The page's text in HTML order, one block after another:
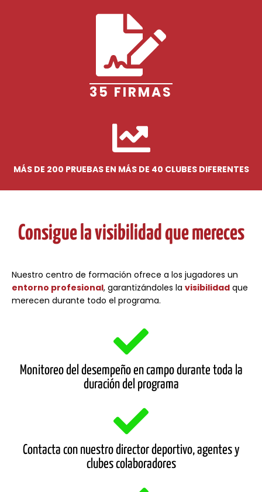
35 FIRMAS
MÁS DE 200 PRUEBAS EN MÁS DE 40 CLUBES DIFERENTES
Consigue la visibilidad que mereces
Nuestro centro de formación ofrece a los jugadores un
entorno profesional, garantizándoles la visibilidad que
merecen durante todo el programa.
Monitoreo del desempeño en campo durante toda la
duración del programa
Contacta con nuestro director deportivo, agentes y
clubes colaboradores